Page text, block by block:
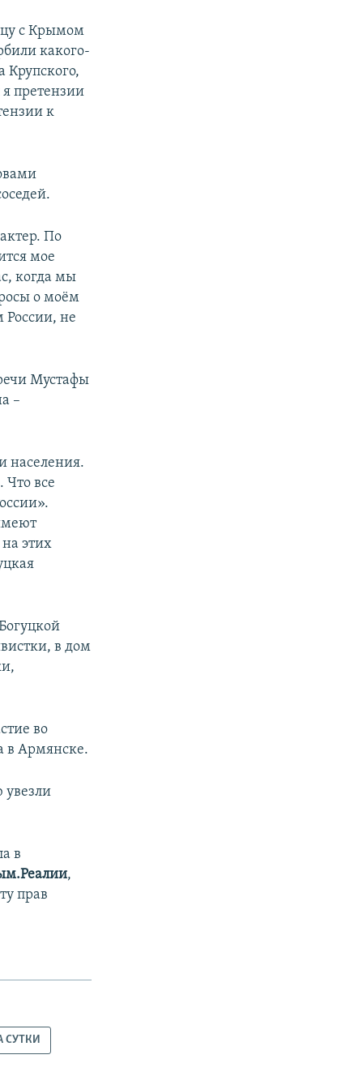
с Крымом
какого-
претензии
к
По
мое
когда мы
о моём
России, не
Мустафы
–
населения.
Что все
этих
в дом
во
в Армянске.
увезли
в
,
прав
СУТКИ